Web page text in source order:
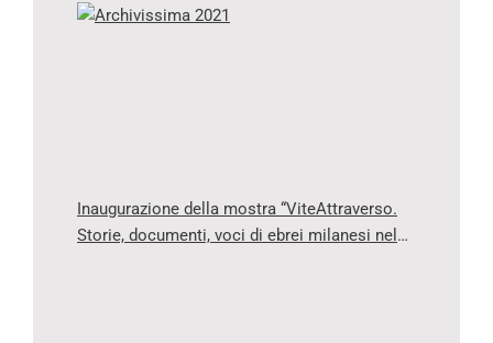
Inaugurazione della mostra “ViteAttraverso.
Storie, documenti, voci di ebrei milanesi nel